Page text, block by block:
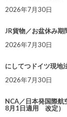
2026年7月30日
JR貨物／お盆休み期
2026年7月30日
にしてつドイツ現地
2026年7月30日
NCA／日本発国際
8月1日適用 改定）